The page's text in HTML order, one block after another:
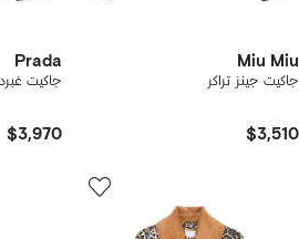
Miu Miu
جاكيت جينز تراكر
$3,510
Prada
جاكيت
$3,970